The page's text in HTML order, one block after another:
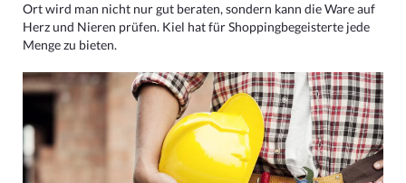
Ort wird man nicht nur gut beraten, sondern kann die Ware auf
Herz und Nieren prüfen. Kiel hat für Shoppingbegeisterte jede
Menge zu bieten.